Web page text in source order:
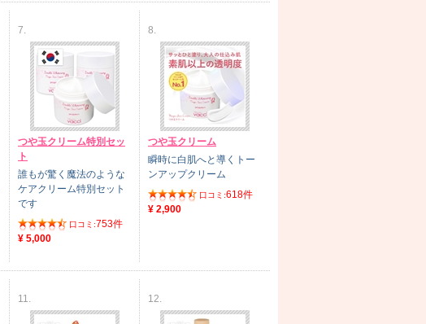
7.
つや玉クリーム特別セッ
ト
誰もが驚く魔法のような
ケアクリーム特別セット
です
口コミ:753件
¥ 5,000
8.
つや玉クリーム
瞬時に白肌へと導くトー
ンアップクリーム
口コミ:618件
¥ 2,900
11. 12.